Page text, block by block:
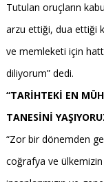
Tutulan oruçların
arzu ettiği, dua ettiği
ve memleketi için
diliyorum” dedi.
“TARİHTEKİ EN
TANESİNİ
“Zor bir dönemden
coğrafya ve